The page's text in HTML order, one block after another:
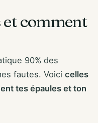
comment
90% des
fautes. Voici celles
tes épaules et ton